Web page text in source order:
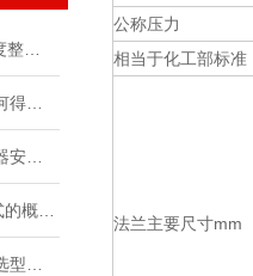
公称压力
相当于化工部标准
法兰主要尺寸mm